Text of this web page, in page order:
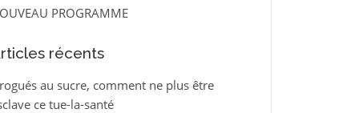
PROGRAMME
récents
au sucre, comment ne plus être
ce tue-la-santé